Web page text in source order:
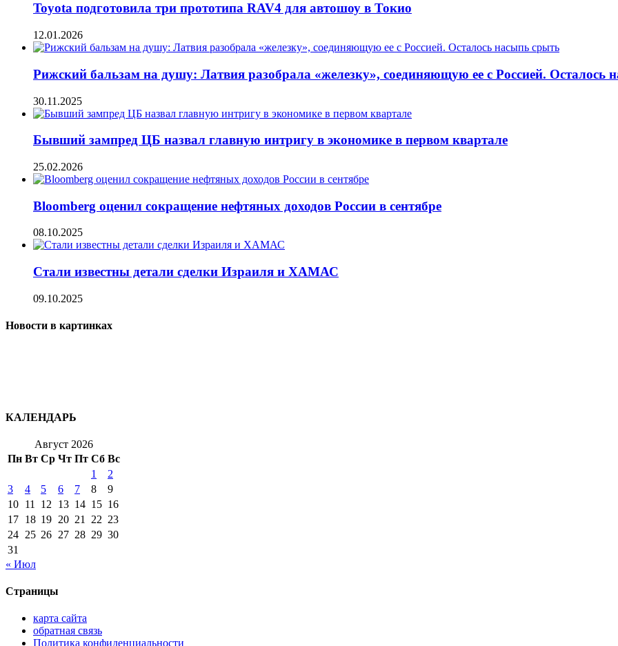
Toyota подготовила три прототипа RAV4 для автошоу в Токио
12.01.2026
Рижский бальзам на душу: Латвия разобрала «железку», соединяющую ее с Россией. Осталось
30.11.2025
Бывший зампред ЦБ назвал главную интригу в экономике в первом квартале
25.02.2026
Bloomberg оценил сокращение нефтяных доходов России в сентябре
08.10.2025
Стали известны детали сделки Израиля и ХАМАС
09.10.2025
Новости в картинках
КАЛЕНДАРЬ
Август 2026
Пн Вт Ср Чт Пт Сб Вс
1
2
3
4 5 6 7 8
9
10 11 12 13 14 15 16
17 18 19 20 21 22 23
24 25 26 27 28 29 30
31
« Июл
Страницы
карта сайта
обратная связь
Политика конфиденциальности